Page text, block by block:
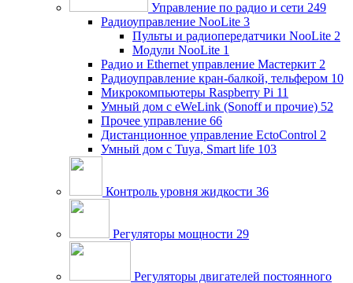
Управление по радио и сети 249
Радиоуправление NooLite 3
Пульты и радиопередатчики NooLite 2
Модули NooLite 1
Радио и Ethernet управление Мастеркит 2
Радиоуправление кран-балкой, тельфером 10
Микрокомпьютеры Raspberry Pi 11
Умный дом c eWeLink (Sonoff и прочие) 52
Прочее управление 66
Дистанционное управление EctoControl 2
Умный дом с Tuya, Smart life 103
Контроль уровня жидкости 36
Регуляторы мощности 29
Регуляторы двигателей постоянного